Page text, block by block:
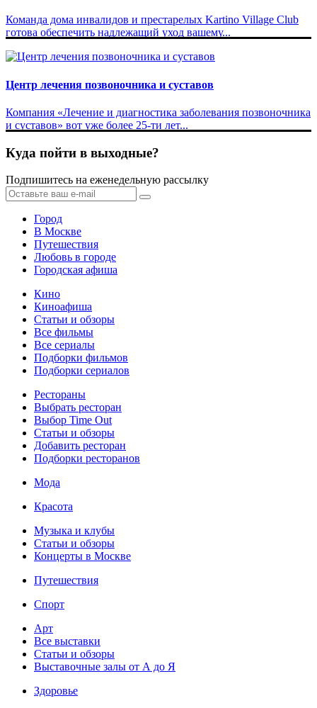
Команда дома инвалидов и престарелых Kartino Village Club
готова обеспечить надлежащий уход вашему...
Центр лечения позвоночника и суставов
Компания «Лечение и диагностика заболевания позвоночника
и суставов» вот уже более 25-ти лет...
Куда пойти в выходные?
Подпишитесь на еженедельную рассылку
Город
В Москве
Путешествия
Любовь в городе
Городская афиша
Кино
Киноафиша
Статьи и обзоры
Все фильмы
Все сериалы
Подборки фильмов
Подборки сериалов
Рестораны
Выбрать ресторан
Выбор Time Out
Статьи и обзоры
Добавить ресторан
Подборки ресторанов
Мода
Красота
Музыка и клубы
Статьи и обзоры
Концерты в Москве
Путешествия
Спорт
Арт
Все выставки
Статьи и обзоры
Выставочные залы от А до Я
Здоровье